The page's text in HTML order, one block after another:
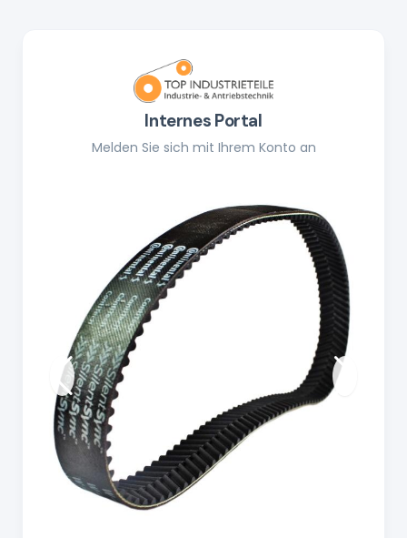
Internes Portal
Melden Sie sich mit Ihrem Konto an